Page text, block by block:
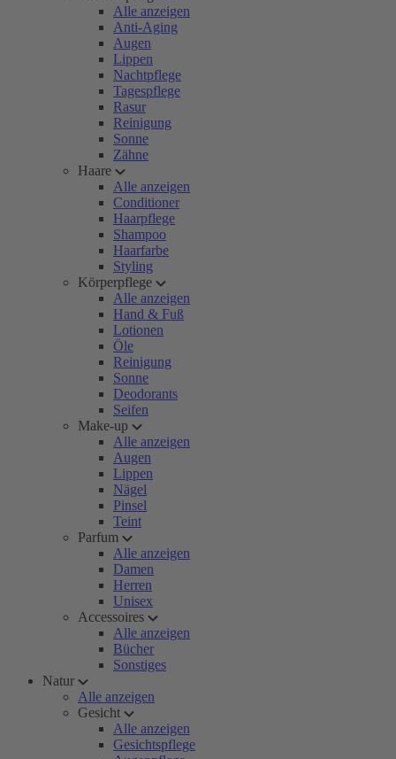
Alle anzeigen
Anti-Aging
Augen
Lippen
Nachtpflege
Tagespflege
Rasur
Reinigung
Sonne
Zähne
Haare
Alle anzeigen
Conditioner
Haarpflege
Shampoo
Haarfarbe
Styling
Körperpflege
Alle anzeigen
Hand & Fuß
Lotionen
Öle
Reinigung
Sonne
Deodorants
Seifen
Make-up
Alle anzeigen
Augen
Lippen
Nägel
Pinsel
Teint
Parfum
Alle anzeigen
Damen
Herren
Unisex
Accessoires
Alle anzeigen
Bücher
Sonstiges
Natur
Alle anzeigen
Gesicht
Alle anzeigen
Gesichtspflege